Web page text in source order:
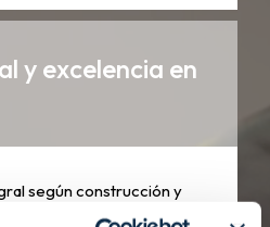
y excelencia en
según construcción y
brindan a su equipo una